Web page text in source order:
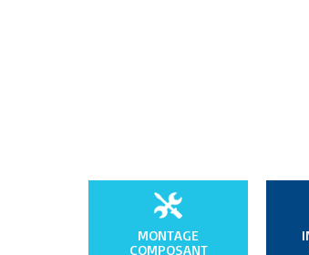
MONTAGE
COMPOSANT